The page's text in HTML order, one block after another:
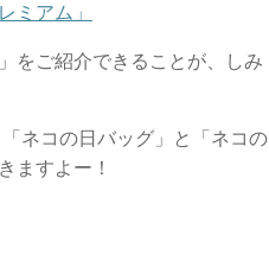
ミアム」
をご紹介できることが、しみ
ネコの日バッグ」と「ネコの
ますよー！